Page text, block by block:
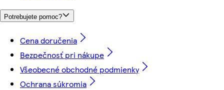
Potrebujete pomoc?
Cena doručenia
Bezpečnosť pri nákupe
Všeobecné obchodné podmienky
Ochrana súkromia